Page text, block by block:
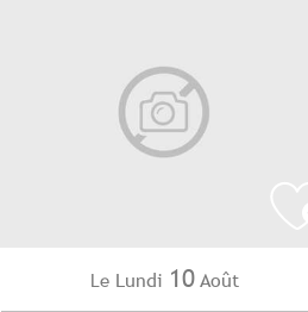
Le Lundi 10 Août